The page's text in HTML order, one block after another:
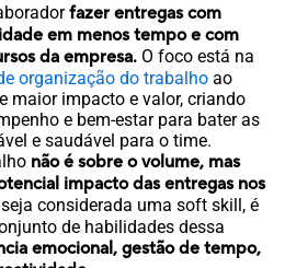
fazer entregas com
em menos tempo e com
da empresa. O foco está na
organização do trabalho ao
maior impacto e valor, criando
e bem-estar para bater as
e saudável para o time.
não é sobre o volume, mas
impacto das entregas nos
considerada uma soft skill, é
de habilidades dessa
emocional, gestão de tempo,